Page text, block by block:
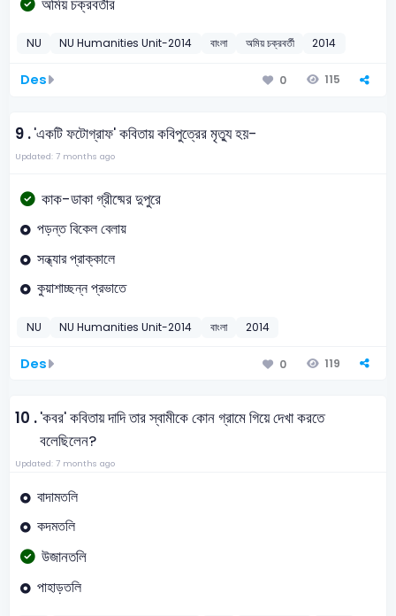
অমিয় চক্রবর্তীর
NU NU Humanities Unit-2014 বাংলা অমিয় চক্রবর্তী 2014
Des 0 115
9 .'একটি ফটোগ্রাফ' কবিতায় কবিপুত্রের মৃত্যু হয়-
Updated: 7 months ago
কাক-ডাকা গ্রীষ্মের দুপুরে
পড়ন্ত বিকেল বেলায়
সন্ধ্যার প্রাক্কালে
কুয়াশাচ্ছন্ন প্রভাতে
NU NU Humanities Unit-2014 বাংলা 2014
Des 0 119
10 .'কবর' কবিতায় দাদি তার স্বামীকে কোন গ্রামে গিয়ে দেখা করতে
বলেছিলেন?
Updated: 7 months ago
বাদামতলি
কদমতলি
উজানতলি
পাহাড়তলি